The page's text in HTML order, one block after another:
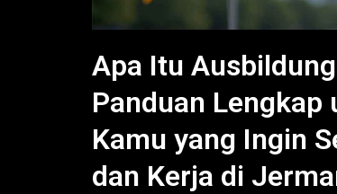
Apa Itu
Panduan Lengkap
Kamu yang Ingin
dan Kerja di